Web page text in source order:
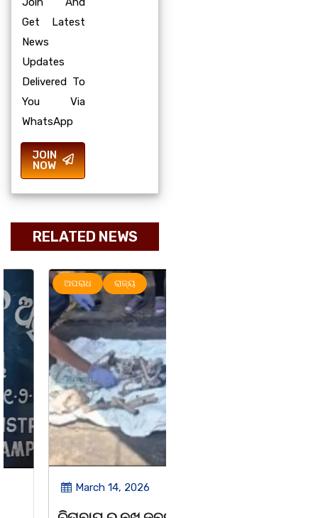
Get Latest
News
Updates
Delivered To
You Via
WhatsApp
JOIN
NOW
RELATED NEWS
ଅପରାଧ ରାଜ୍ୟ
March 14, 2026